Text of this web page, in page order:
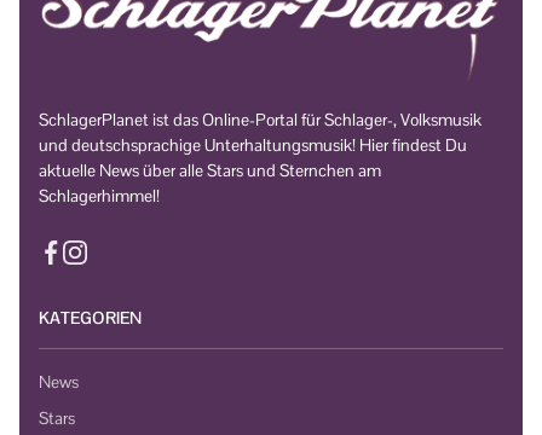
SchlagerPlanet ist das Online-Portal für Schlager-, Volksmusik
und deutschsprachige Unterhaltungsmusik! Hier findest Du
aktuelle News über alle Stars und Sternchen am
Schlagerhimmel!
KATEGORIEN
News
Stars